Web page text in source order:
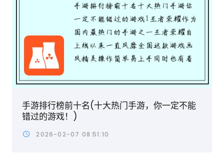
手游排行榜前十名(十大热门手游，你一定不能
错过的游戏！)
2026-02-07 08:51:10